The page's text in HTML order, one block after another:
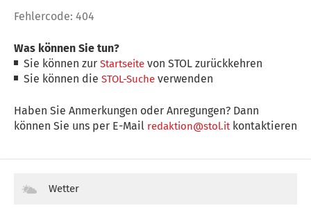
Fehlercode: 404
Was können Sie tun?
Sie können zurStartseite von STOL zurückkehren
Sie können dieSTOL-Suche verwenden
Haben Sie Anmerkungen oder Anregungen? Dann
können Sie uns per E-Mail redaktion@stol.itkontaktieren
Wetter